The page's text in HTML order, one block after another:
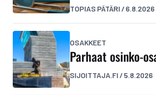
TOPIAS PÄTÄRI /6.8.2026
OSAKKEET
Parhaat osinko-
SIJOITTAJA.FI /5.8.2026